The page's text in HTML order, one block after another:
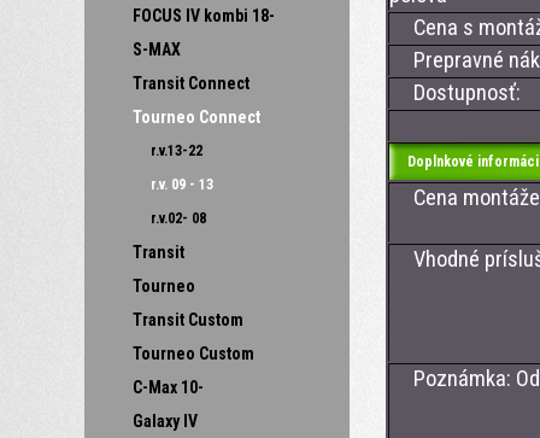
FOCUS IV kombi 18-
S-MAX
Transit Connect
Tourneo Connect
r.v.13-22
r.v. 09 - 13
r.v.02- 08
Transit
Tourneo
Transit Custom
Tourneo Custom
C-Max 10-
Galaxy IV
Cena s
Prepravné
Dostupnosť:
Doplnkové
Cena montáže
Vhodné
Poznámka: Od